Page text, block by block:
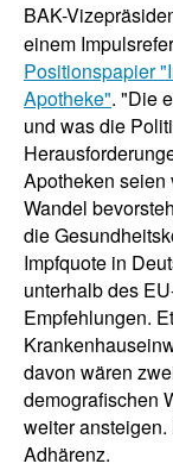
BAK-
einem
Positionspapier
Apotheke". "Die
und was die
Apotheken
Wandel
die
Impfquote in
unterhalb des
Empfehlungen.
davon wären
demografischen
weiter
Adhärenz.